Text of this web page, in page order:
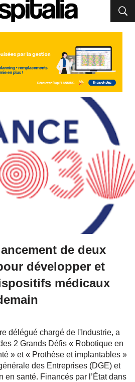
de deux
développer et
médicaux
délégué chargé de l'Industrie, a
2 Grands Défis « Robotique en
» et « Prothèse et implantables »
des Entreprises (DGE) et
en santé. Financés par l’État dans